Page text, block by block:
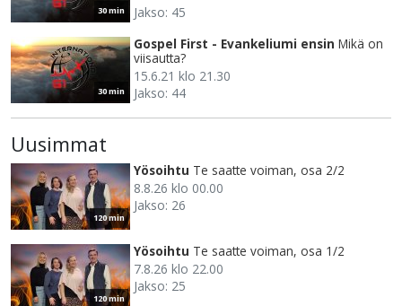
30 min
Jakso: 45
30 min
Gospel First - Evankeliumi ensin Mikä on
viisautta?
15.6.21 klo 21.30
Jakso: 44
Uusimmat
120 min
Yösoihtu Te saatte voiman, osa 2/2
8.8.26 klo 00.00
Jakso: 26
120 min
Yösoihtu Te saatte voiman, osa 1/2
7.8.26 klo 22.00
Jakso: 25